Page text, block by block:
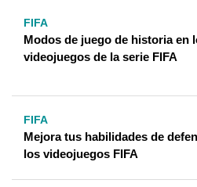
FIFA
Modos de juego de historia en
videojuegos de la serie FIFA
FIFA
Mejora tus habilidades de
los videojuegos FIFA